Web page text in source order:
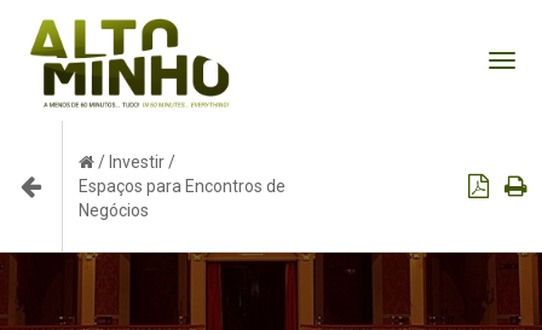
/ Investir/
Espaços para Encontros de
Negócios